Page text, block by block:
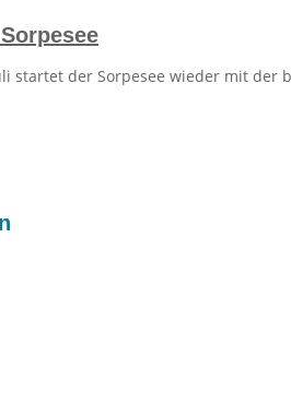
startet der Sorpesee wieder mit der